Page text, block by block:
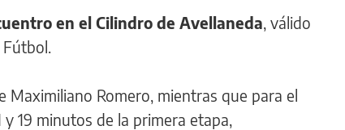
en el Cilindro de Avellaneda , válido
Maximiliano Romero, mientras que para el
19 minutos de la primera etapa,